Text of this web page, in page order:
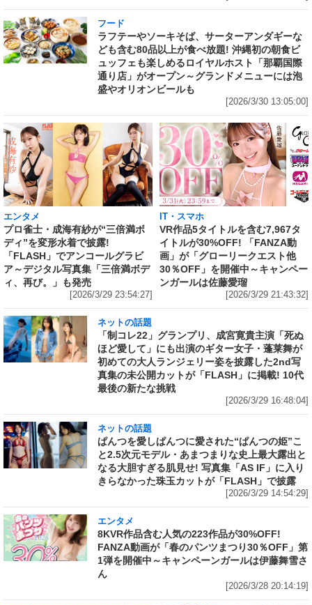
フード
ラフテーやソーキそば、サーターアンダギーな
ども含む80品以上が食べ放題! 沖縄初の朝食ビ
ュッフェも楽しめるロイヤルホスト「那覇国際
通り店」がオープン～グランドメニューには泡
盛やオリオンビールも
[2026/3/30 13:05:00]
エンタメ
プロ雀士・成海有紗が“三倍満ボ
ディ”を変形水着で披露!
「FLASH」でアンコールグラビ
ア～デジタル写真集「三倍満ボデ
ィ、再び。」も発売
[2026/3/29 23:54:27]
IT・スマホ
VR作品5タイトルを含む7,967タ
イトルが30%OFF! 「FANZA動
画」が「グローリークエスト他
30％OFF」を開催中～キャンペー
ンガールは佐藤愛瑠
[2026/3/29 21:43:32]
ネットの話題
「制コレ22」グランプリ、成宮寛貴主演「死ぬ
ほど愛して」にも出演のギター女子・蓬莱舞が
初めての大人ランジェリー姿を披露した2nd写
真集の未公開カットが「FLASH」に掲載! 10代
最後の新たな挑戦
[2026/3/29 16:48:04]
ネットの話題
ぱんつを愛しぱんつに愛された“ぱんつの姫”こ
と2.5次元モデル・あまつまりな史上最大露出と
なる大胆すぎる肌見せ! 写真集「AS IF」に入り
きらなかった珠玉カットが「FLASH」で披露
[2026/3/29 14:54:29]
エンタメ
8KVR作品含む人気の223作品が30%OFF!
FANZA動画が「春のパンツまつり30％OFF」第
1弾を開催中～キャンペーンガールは伊藤舞雪さ
ん
[2026/3/28 20:14:19]